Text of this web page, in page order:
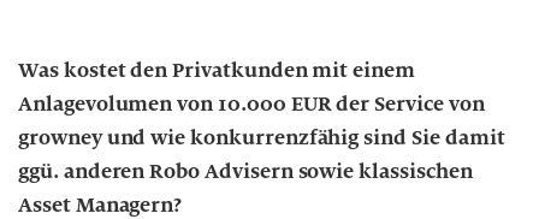
Was kostet den Privatkunden mit einem
Anlagevolumen von 10.000 EUR der Service von
growney und wie konkurrenzfähig sind Sie damit
ggü. anderen Robo Advisern sowie klassischen
Asset Managern?